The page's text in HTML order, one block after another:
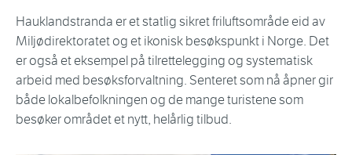
Hauklandstranda er et statlig sikret friluftsområde eid av
Miljødirektoratet og et ikonisk besøkspunkt i Norge. Det
er også et eksempel på tilrettelegging og systematisk
arbeid med besøksforvaltning. Senteret som nå åpner gir
både lokalbefolkningen og de mange turistene som
besøker området et nytt, helårlig tilbud.